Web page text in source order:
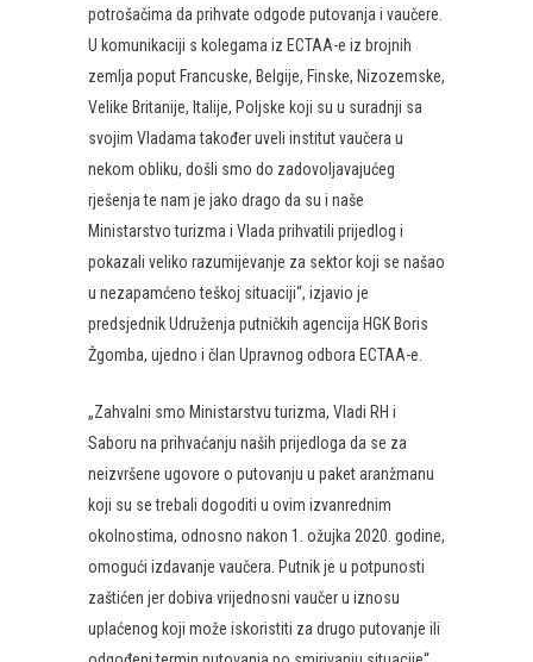
potrošačima da prihvate odgode putovanja i vaučere.
U komunikaciji s kolegama iz ECTAA-e iz brojnih
zemlja poput Francuske, Belgije, Finske, Nizozemske,
Velike Britanije, Italije, Poljske koji su u suradnji sa
svojim Vladama također uveli institut vaučera u
nekom obliku, došli smo do zadovoljavajućeg
rješenja te nam je jako drago da su i naše
Ministarstvo turizma i Vlada prihvatili prijedlog i
pokazali veliko razumijevanje za sektor koji se našao
u nezapamćeno teškoj situaciji“, izjavio je
predsjednik Udruženja putničkih agencija HGK Boris
Žgomba, ujedno i član Upravnog odbora ECTAA-e.
„Zahvalni smo Ministarstvu turizma, Vladi RH i
Saboru na prihvaćanju naših prijedloga da se za
neizvršene ugovore o putovanju u paket aranžmanu
koji su se trebali dogoditi u ovim izvanrednim
okolnostima, odnosno nakon 1. ožujka 2020. godine,
omogući izdavanje vaučera. Putnik je u potpunosti
zaštićen jer dobiva vrijednosni vaučer u iznosu
uplaćenog koji može iskoristiti za drugo putovanje ili